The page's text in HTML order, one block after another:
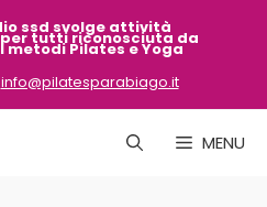
ssd svolge attività
tutti riconosciuta da
metodi Pilates e Yoga
info@pilatesparabiago.it
MENU